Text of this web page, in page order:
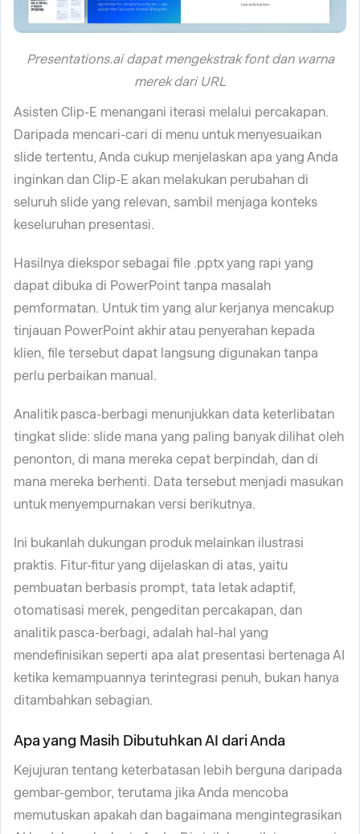
Presentations.ai dapat mengekstrak font dan warna
merek dari URL
Asisten Clip-E menangani iterasi melalui percakapan.
Daripada mencari-cari di menu untuk menyesuaikan
slide tertentu, Anda cukup menjelaskan apa yang Anda
inginkan dan Clip-E akan melakukan perubahan di
seluruh slide yang relevan, sambil menjaga konteks
keseluruhan presentasi.
Hasilnya diekspor sebagai file .pptx yang rapi yang
dapat dibuka di PowerPoint tanpa masalah
pemformatan. Untuk tim yang alur kerjanya mencakup
tinjauan PowerPoint akhir atau penyerahan kepada
klien, file tersebut dapat langsung digunakan tanpa
perlu perbaikan manual.
Analitik pasca-berbagi menunjukkan data keterlibatan
tingkat slide: slide mana yang paling banyak dilihat oleh
penonton, di mana mereka cepat berpindah, dan di
mana mereka berhenti. Data tersebut menjadi masukan
untuk menyempurnakan versi berikutnya.
Ini bukanlah dukungan produk melainkan ilustrasi
praktis. Fitur-fitur yang dijelaskan di atas, yaitu
pembuatan berbasis prompt, tata letak adaptif,
otomatisasi merek, pengeditan percakapan, dan
analitik pasca-berbagi, adalah hal-hal yang
mendefinisikan seperti apa alat presentasi bertenaga AI
ketika kemampuannya terintegrasi penuh, bukan hanya
ditambahkan sebagian.
Apa yang Masih Dibutuhkan AI dari Anda
Kejujuran tentang keterbatasan lebih berguna daripada
gembar-gembor, terutama jika Anda mencoba
memutuskan apakah dan bagaimana mengintegrasikan